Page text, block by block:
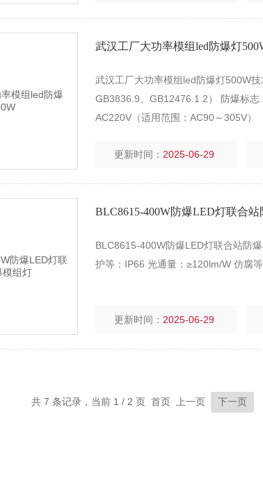
武汉工厂大功率模组led防爆灯
武汉工厂大功率模组led防爆灯500W
GB3836.9、GB12476.1 2） 防爆标
AC220V（适用范围：AC90～305V）
更新时间：2025-06-29
BLC8615-400W防爆LED灯联合
BLC8615-400W防爆LED灯联合站防
护等：IP66 光通量：≥120lm/W 仿腐
更新时间：2025-06-29
共 7 条记录，当前 1 / 2 页 首页 上一页 下一页